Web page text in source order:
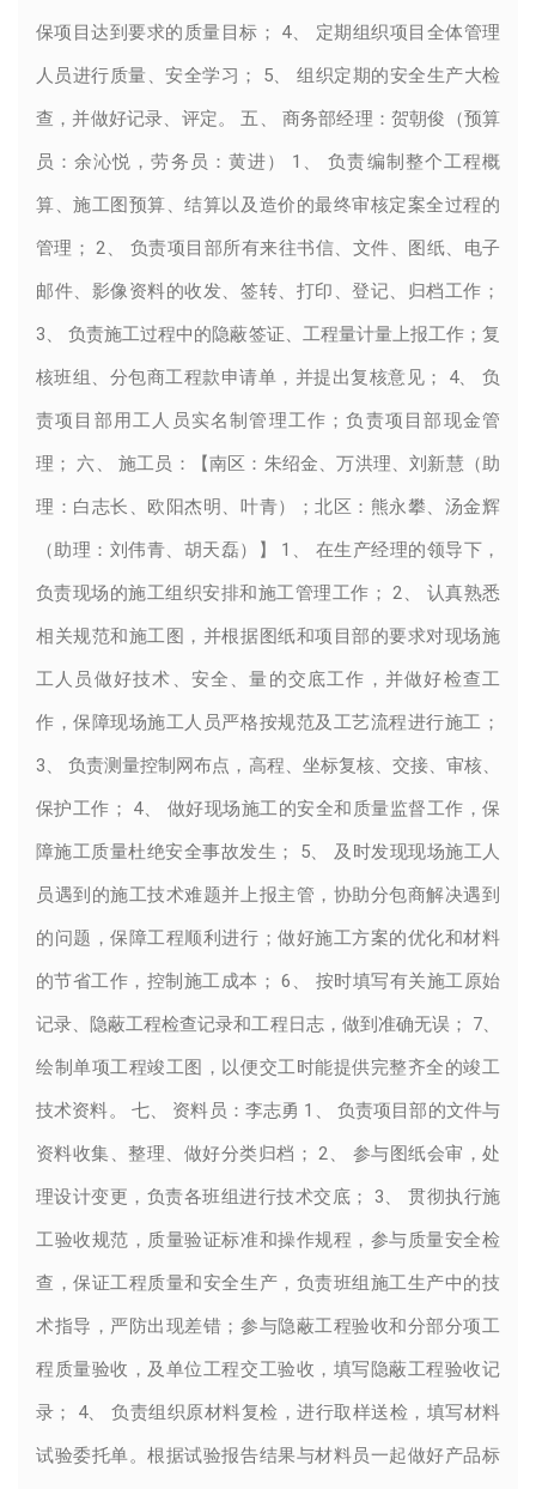
保项目达到要求的质量目标； 4、 定期组织项目全体管理
人员进行质量、安全学习； 5、 组织定期的安全生产大检
查，并做好记录、评定。 五、 商务部经理：贺朝俊（预算
员：余沁悦，劳务员：黄进） 1、 负责编制整个工程概
算、施工图预算、结算以及造价的最终审核定案全过程的
管理； 2、 负责项目部所有来往书信、文件、图纸、电子
邮件、影像资料的收发、签转、打印、登记、归档工作；
3、 负责施工过程中的隐蔽签证、工程量计量上报工作；复
核班组、分包商工程款申请单，并提出复核意见； 4、 负
责项目部用工人员实名制管理工作；负责项目部现金管
理； 六、 施工员：【南区：朱绍金、万洪理、刘新慧（助
理：白志长、欧阳杰明、叶青）；北区：熊永攀、汤金辉
（助理：刘伟青、胡天磊）】 1、 在生产经理的领导下，
负责现场的施工组织安排和施工管理工作； 2、 认真熟悉
相关规范和施工图，并根据图纸和项目部的要求对现场施
工人员做好技术、安全、量的交底工作，并做好检查工
作，保障现场施工人员严格按规范及工艺流程进行施工；
3、 负责测量控制网布点，高程、坐标复核、交接、审核、
保护工作； 4、 做好现场施工的安全和质量监督工作，保
障施工质量杜绝安全事故发生； 5、 及时发现现场施工人
员遇到的施工技术难题并上报主管，协助分包商解决遇到
的问题，保障工程顺利进行；做好施工方案的优化和材料
的节省工作，控制施工成本； 6、 按时填写有关施工原始
记录、隐蔽工程检查记录和工程日志，做到准确无误； 7、
绘制单项工程竣工图，以便交工时能提供完整齐全的竣工
技术资料。 七、 资料员：李志勇 1、 负责项目部的文件与
资料收集、整理、做好分类归档； 2、 参与图纸会审，处
理设计变更，负责各班组进行技术交底； 3、 贯彻执行施
工验收规范，质量验证标准和操作规程，参与质量安全检
查，保证工程质量和安全生产，负责班组施工生产中的技
术指导，严防出现差错；参与隐蔽工程验收和分部分项工
程质量验收，及单位工程交工验收，填写隐蔽工程验收记
录； 4、 负责组织原材料复检，进行取样送检，填写材料
试验委托单。根据试验报告结果与材料员一起做好产品标